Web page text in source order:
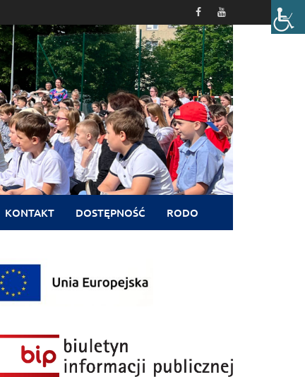
KONTAKT DOSTĘPNOŚĆ RODO